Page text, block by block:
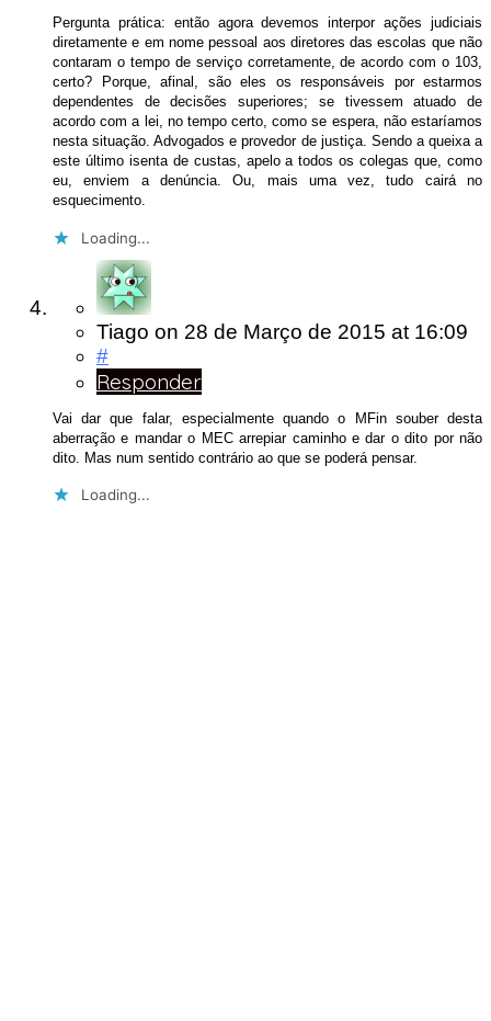
Pergunta prática: então agora devemos interpor ações judiciais
diretamente e em nome pessoal aos diretores das escolas que não
contaram o tempo de serviço corretamente, de acordo com o 103,
certo? Porque, afinal, são eles os responsáveis por estarmos
dependentes de decisões superiores; se tivessem atuado de
acordo com a lei, no tempo certo, como se espera, não estaríamos
nesta situação. Advogados e provedor de justiça. Sendo a queixa a
este último isenta de custas, apelo a todos os colegas que, como
eu, enviem a denúncia. Ou, mais uma vez, tudo cairá no
esquecimento.
Loading...
Tiago on 28 de Março de 2015 at 16:09
#
Responder
Vai dar que falar, especialmente quando o MFin souber desta
aberração e mandar o MEC arrepiar caminho e dar o dito por não
dito. Mas num sentido contrário ao que se poderá pensar.
Loading...